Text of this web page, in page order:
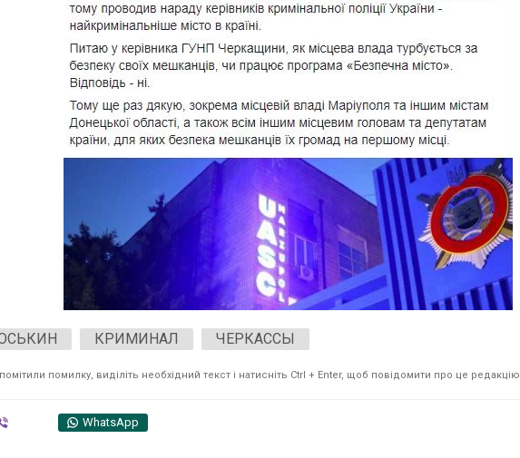
КРИМИНАЛ ЧЕРКАССЫ
помилку, виділіть необхідний текст і натисніть Ctrl + Enter, щоб повідомити про це редакцію
WhatsApp